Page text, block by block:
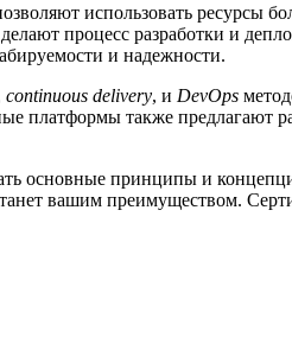
использовать ресурсы
процесс разработки и
и надежности.
continuous delivery, и DevOps
платформы также предлагают
основные принципы и
вашим преимуществом.